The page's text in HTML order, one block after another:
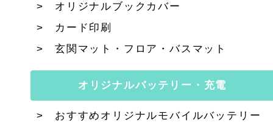
オリジナルブックカバー
カード印刷
玄関マット・フロア・バスマット
オリジナルバッテリー・充電
おすすめオリジナルモバイルバッテリー